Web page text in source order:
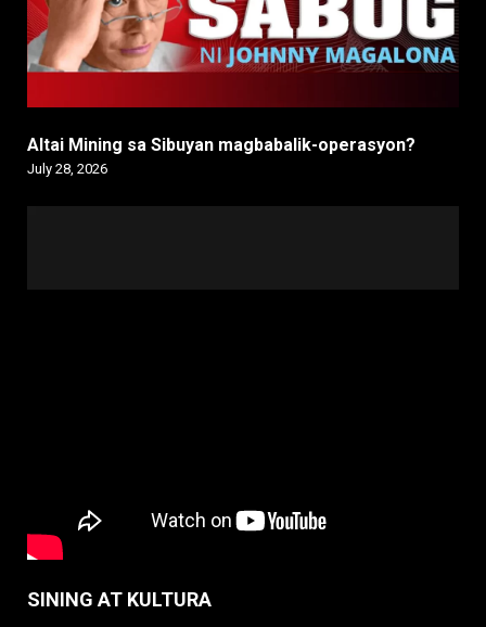
Altai Mining sa Sibuyan magbabalik-operasyon?
July 28, 2026
SINING AT KULTURA